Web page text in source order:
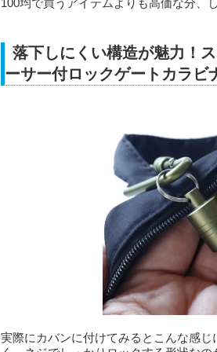
100均で買うアイテムよりも高価な分
落下しにくい構造が魅力！
ーサー付ロックゲートカラビ
実際にカバンに付けてみるとこんな感